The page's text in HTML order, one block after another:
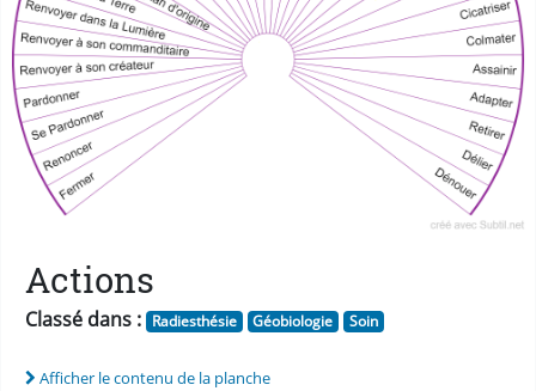
Actions
Classé dans : Radiesthésie Géobiologie Soin
Afficher le contenu de la planche